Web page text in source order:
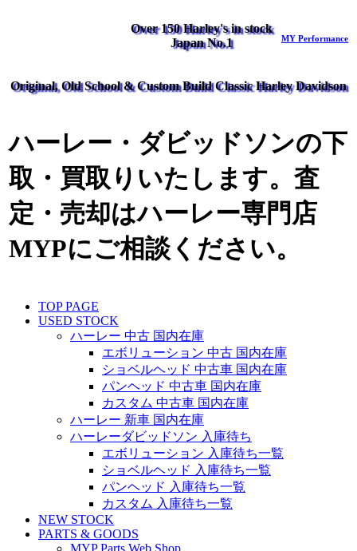
Over 150 Harley's in stock
Japan No.1
MY Performance
Original, Old School & Custom Build Classic Harley Davidson
ハーレー・ダビッドソンの下
取・買取りいたします。査
定・売却はハーレー専門店
MYPにご相談ください。
TOP PAGE
USED STOCK
ハーレー 中古 国内在庫
エボリューション 中古 国内在庫
ショベルヘッド 中古車 国内在庫
パンヘッド 中古車 国内在庫
カスタム 中古車 国内在庫
ハーレー 新車 国内在庫
ハーレーダビッドソン 入庫待ち
エボリューション 入庫待ち一覧
ショベルヘッド 入庫待ち一覧
パンヘッド 入庫待ち一覧
カスタム 入庫待ち一覧
NEW STOCK
PARTS & GOODS
MYP Parts Web Shop